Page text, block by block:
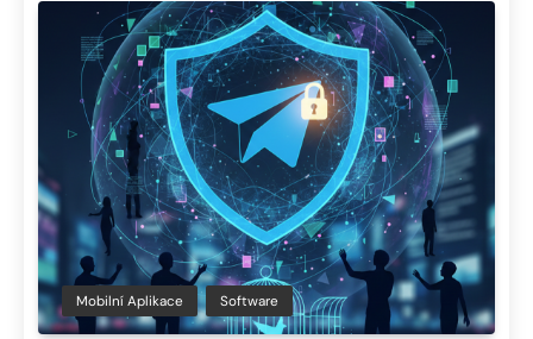
Mobilní Aplikace Software